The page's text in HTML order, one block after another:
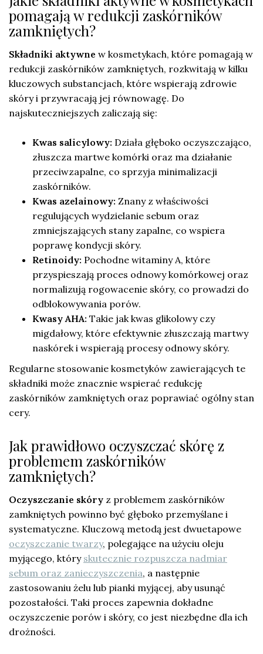
pomagają w redukcji zaskórników
zamkniętych?
Składniki aktywne w kosmetykach, które pomagają w
redukcji zaskórników zamkniętych, rozkwitają w kilku
kluczowych substancjach, które wspierają zdrowie
skóry i przywracają jej równowagę. Do
najskuteczniejszych zaliczają się:
Kwas salicylowy: Działa głęboko oczyszczająco,
złuszcza martwe komórki oraz ma działanie
przeciwzapalne, co sprzyja minimalizacji
zaskórników.
Kwas azelainowy: Znany z właściwości
regulujących wydzielanie sebum oraz
zmniejszających stany zapalne, co wspiera
poprawę kondycji skóry.
Retinoidy: Pochodne witaminy A, które
przyspieszają proces odnowy komórkowej oraz
normalizują rogowacenie skóry, co prowadzi do
odblokowywania porów.
Kwasy AHA: Takie jak kwas glikolowy czy
migdałowy, które efektywnie złuszczają martwy
naskórek i wspierają procesy odnowy skóry.
Regularne stosowanie kosmetyków zawierających te
składniki może znacznie wspierać redukcję
zaskórników zamkniętych oraz poprawiać ogólny stan
cery.
Jak prawidłowo oczyszczać skórę z
problemem zaskórników
zamkniętych?
Oczyszczanie skóry z problemem zaskórników
zamkniętych powinno być głęboko przemyślane i
systematyczne. Kluczową metodą jest dwuetapowe
oczyszczanie twarzy, polegające na użyciu oleju
myjącego, który skutecznie rozpuszcza nadmiar
sebum oraz zanieczyszczenia, a następnie
zastosowaniu żelu lub pianki myjącej, aby usunąć
pozostałości. Taki proces zapewnia dokładne
oczyszczenie porów i skóry, co jest niezbędne dla ich
drożności.